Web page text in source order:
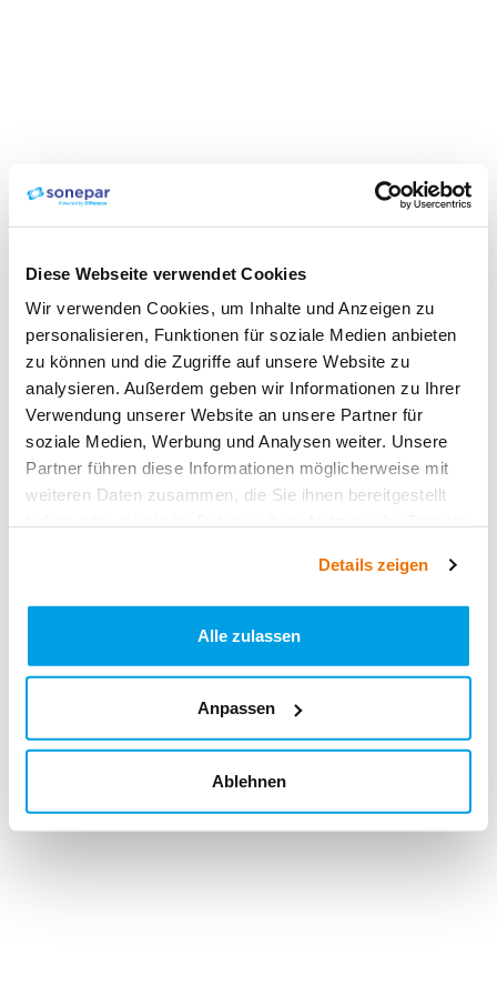
Diese Webseite verwendet Cookies
Wir verwenden Cookies, um Inhalte und Anzeigen zu
personalisieren, Funktionen für soziale Medien anbieten
zu können und die Zugriffe auf unsere Website zu
analysieren. Außerdem geben wir Informationen zu Ihrer
Verwendung unserer Website an unsere Partner für
soziale Medien, Werbung und Analysen weiter. Unsere
Partner führen diese Informationen möglicherweise mit
weiteren Daten zusammen, die Sie ihnen bereitgestellt
Details zeigen
Alle zulassen
Anpassen
Ablehnen